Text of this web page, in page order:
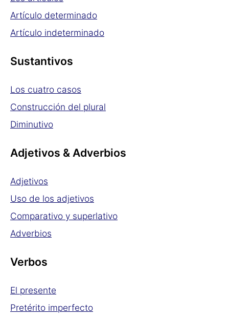
Artículo determinado
Artículo indeterminado
Sustantivos
Los cuatro casos
Construcción del plural
Diminutivo
Adjetivos & Adverbios
Adjetivos
Uso de los adjetivos
Comparativo y superlativo
Adverbios
Verbos
El presente
Pretérito imperfecto